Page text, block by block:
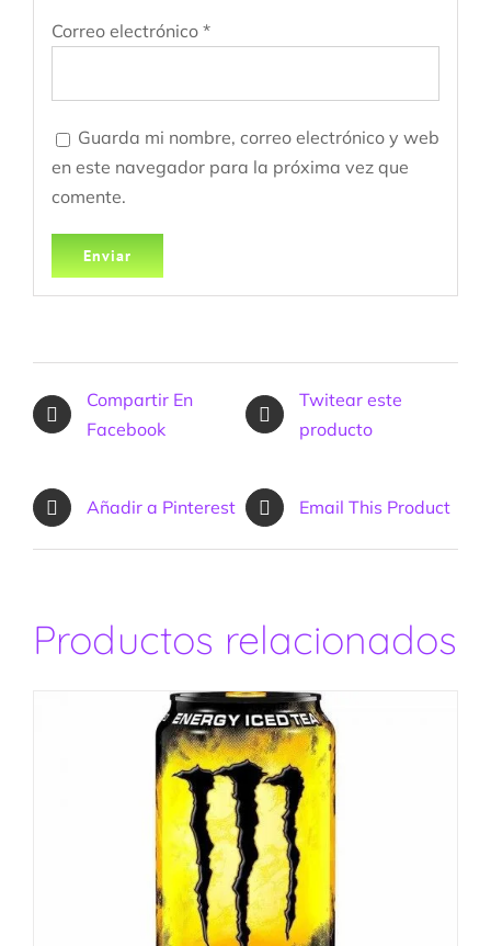
Correo electrónico *
Guarda mi nombre, correo electrónico y web
en este navegador para la próxima vez que
comente.
Compartir En
Facebook
Twitear este
producto
Añadir a Pinterest Email This Product
Productos relacionados